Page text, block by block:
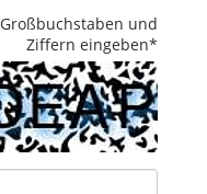
und
Ziffern eingeben*